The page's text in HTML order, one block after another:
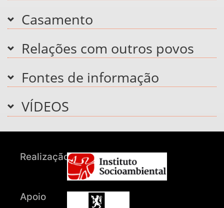
Casamento
Relações com outros povos
Fontes de informação
VÍDEOS